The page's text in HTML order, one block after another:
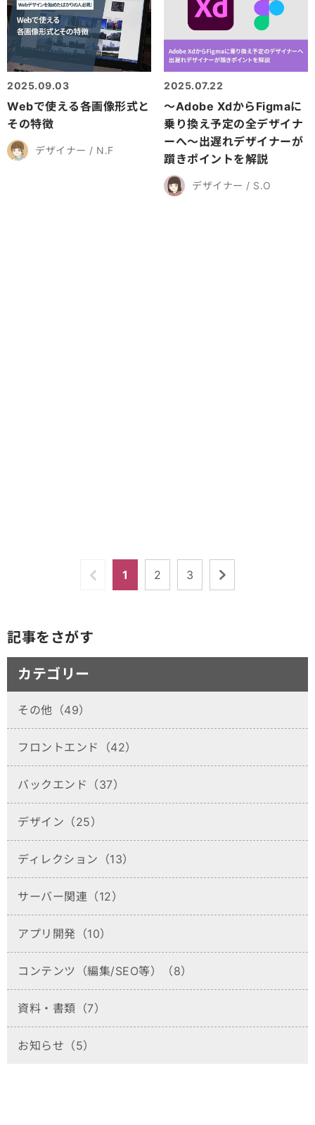
Webで使える各画像形式と
その特徴
2025.09.03
デザイナー / N.F
～Adobe XdからFigmaに
乗り換え予定の全デザイナ
ーへ～出遅れデザイナーが
躓きポイントを解説
2025.07.22
デザイナー / S.O
1 2 3
記事をさがす
カテゴリー
その他（49）
フロントエンド（42）
バックエンド（37）
デザイン（25）
ディレクション（13）
サーバー関連（12）
アプリ開発（10）
コンテンツ（編集/SEO等）（8）
資料・書類（7）
お知らせ（5）